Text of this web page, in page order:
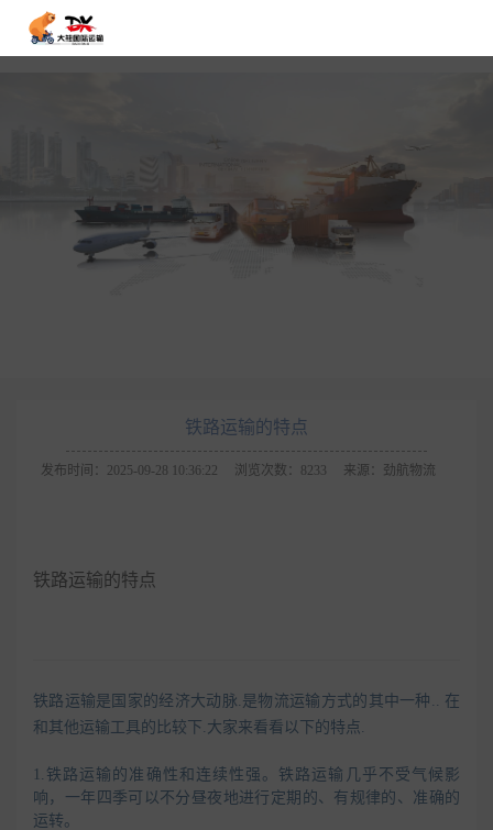
铁路运输的特点
发布时间：2025-09-28 10:36:22 浏览次数：8233 来源：劲航物流
铁路运输的特点
铁路运输是国家的经济大动脉.是物流运输方式的其中一种.. 在
和其他运输工具的比较下.大家来看看以下的特点.
1.铁路运输的准确性和连续性强。铁路运输几乎不受气候影
响，一年四季可以不分昼夜地进行定期的、有规律的、准确的
运转。